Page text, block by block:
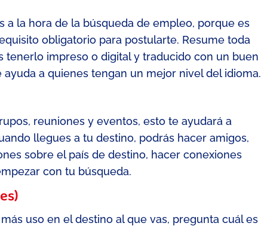
a la hora de la búsqueda de empleo, porque es
obligatorio para postularte. Resume toda
tenerlo impreso o digital y traducido con un buen
a quienes tengan un mejor nivel del idioma.
reuniones y eventos, esto te ayudará a
llegues a tu destino, podrás hacer amigos,
sobre el país de destino, hacer conexiones
con tu búsqueda.
uso en el destino al que vas, pregunta cuál es